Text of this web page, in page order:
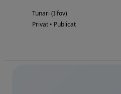
Tunari (Ilfov)
Privat • Publicat